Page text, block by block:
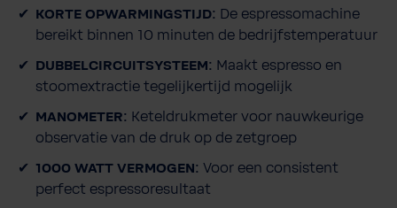
KORTE OPWARMINGSTIJD: De espressomachine
bereikt binnen 10 minuten de bedrijfstemperatuur
DUBBELCIRCUITSYSTEEM: Maakt espresso en
stoomextractie tegelijkertijd mogelijk
MANOMETER: Keteldrukmeter voor nauwkeurige
observatie van de druk op de zetgroep
1000 WATT VERMOGEN: Voor een consistent
perfect espressoresultaat